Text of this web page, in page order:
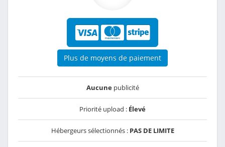
Plus de moyens de paiement
Aucunepublicité
Priorité upload : Élevé
Hébergeurs sélectionnés : PAS DE LIMITE